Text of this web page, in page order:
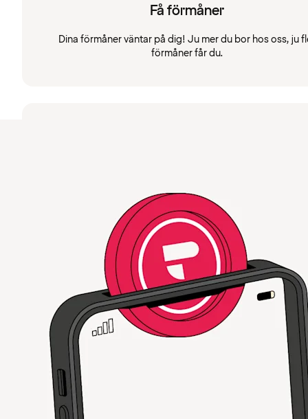
Få förmåner
Dina förmåner väntar på dig! Ju mer du bor hos oss, ju
förmåner får du.